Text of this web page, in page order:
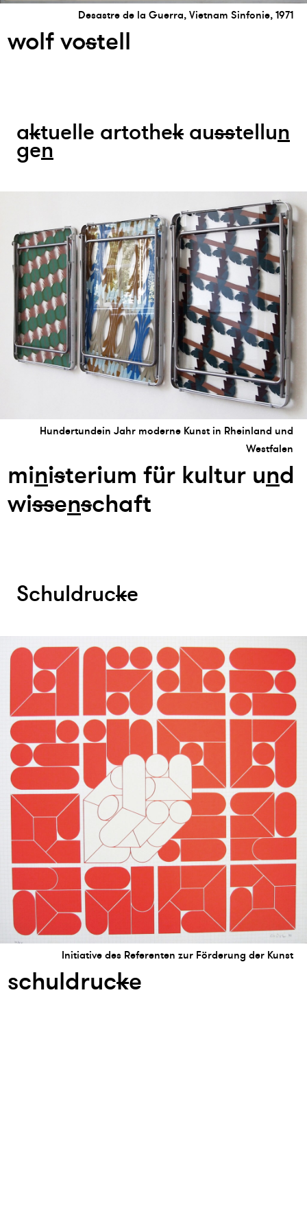
Desastre de la Guerra, Vietnam Sinfonie, 1971
wolf vostell
aktuelle artothek ausstellun
gen
Hundertundein Jahr moderne Kunst in Rheinland und
Westfalen
ministerium für kultur und
wissenschaft
Schuldrucke
Initiative des Referenten zur Förderung der Kunst
schuldrucke